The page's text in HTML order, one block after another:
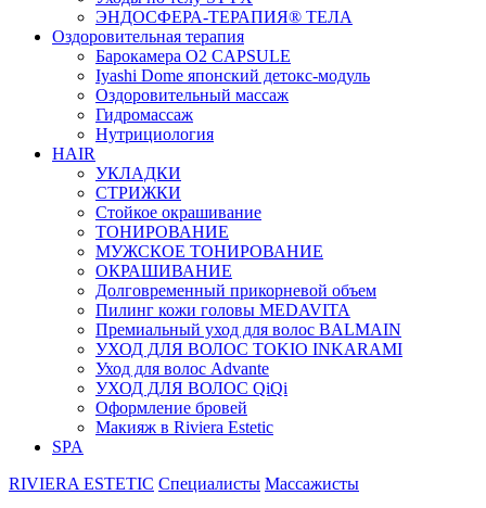
ЭНДОСФЕРА-ТЕРАПИЯ® ТЕЛА
Оздоровительная терапия
Барокамера O2 CAPSULE
Iyashi Dome японский детокс-модуль
Оздоровительный массаж
Гидромассаж
Нутрициология
HAIR
УКЛАДКИ
СТРИЖКИ
Стойкое окрашивание
ТОНИРОВАНИЕ
МУЖСКОЕ ТОНИРОВАНИЕ
ОКРАШИВАНИЕ
Долговременный прикорневой объем
Пилинг кожи головы MEDAVITA
Премиальный уход для волос BALMAIN
УХОД ДЛЯ ВОЛОС TOKIO INKARAMI
Уход для волос Advante
УХОД ДЛЯ ВОЛОС QiQi
Оформление бровей
Макияж в Riviera Estetic
SPA
RIVIERA ESTETIC Специалисты Массажисты